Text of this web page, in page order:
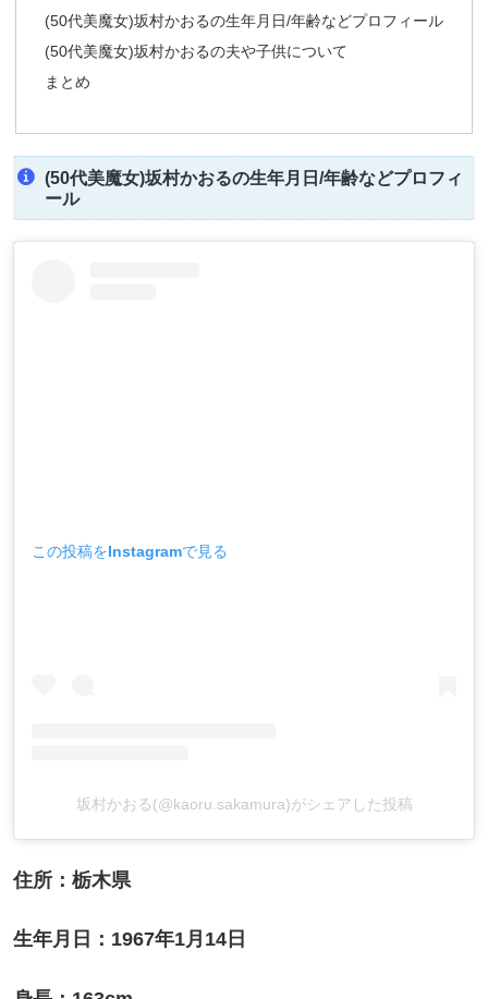
(50代美魔女)坂村かおるの生年月日/年齢などプロフィール
(50代美魔女)坂村かおるの夫や子供について
まとめ
(50代美魔女)坂村かおるの生年月日/年齢などプロフィ
ール
この投稿をInstagramで見る
坂村かおる(@kaoru.sakamura)がシェアした投稿
住所：栃木県
生年月日：1967年1月14日